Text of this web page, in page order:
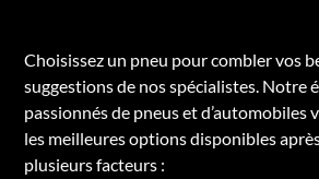
Choisissez un pneu pour combler vos
suggestions de nos spécialistes. Notre
passionnés de pneus et d’automobiles
les meilleures options disponibles après
plusieurs facteurs :